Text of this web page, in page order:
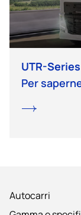
Autocarri
UTR-
Per